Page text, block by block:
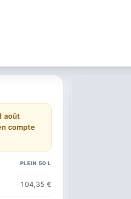
août
compte
PLEIN 50 L
104,35 €